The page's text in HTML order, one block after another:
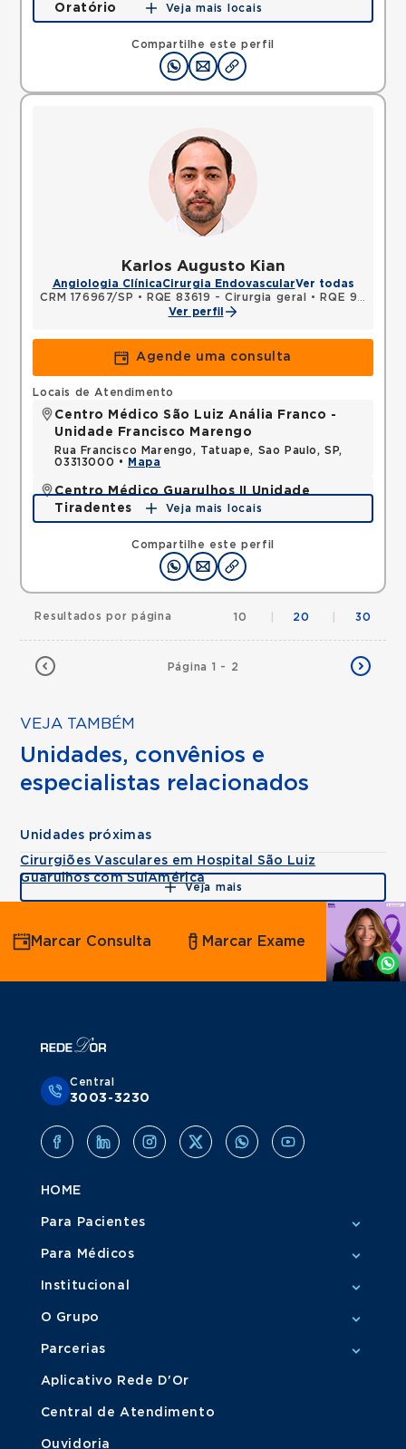
Compartilhe este perfil
Oratório
Rua do Oratorio, Mooca, Sao Paulo, SP, 03117000 •
Veja mais locais
Karlos Augusto Kian
Angiologia ClínicaCirurgia EndovascularVer todas
CRM 176967/SP • RQE 83619 - Cirurgia geral •
RQE 94960 - Cirurgia vascular
Ver perfil
Agende uma consulta
Compartilhe este perfil
Locais de Atendimento
Centro Médico São Luiz Anália Franco -
Unidade Francisco Marengo
Rua Francisco Marengo, Tatuape, Sao Paulo, SP,
03313000 •
Mapa
Centro Médico Guarulhos II Unidade
Tiradentes
Avenida Tiradentes, Jardim Guarulhos, Guarulhos,
SP, 07090000 •
Mapa
Veja mais locais
Página 1 - 2
Resultados por página 10 20 30
VEJA TAMBÉM
Unidades, convênios e
especialistas relacionados
Unidades próximas
Cirurgiões Vasculares em Hospital São Luiz
Guarulhos com SulAmérica
Veja mais
Agende
por
Whatsapp
Marcar Consulta Marcar Exame
Central
3003-3230
HOME
Para Pacientes
Para Médicos
Institucional
O Grupo
Parcerias
Aplicativo Rede D'Or
Central de Atendimento
Ouvidoria